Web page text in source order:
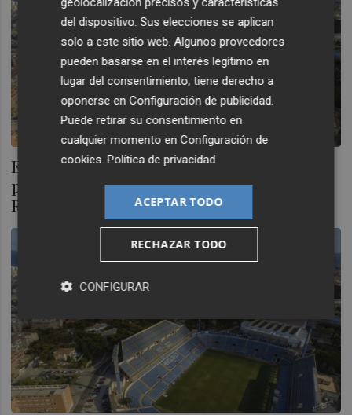
El IVF tramita un nuevo contrato para
poder continuar con las obras del estadio
Rico Pérez
del dispositivo. Sus elecciones se aplican
solo a este sitio web. Algunos proveedores
pueden basarse en el interés legítimo en
lugar del consentimiento; tiene derecho a
oponerse enConfiguración de publicidad.
Puede retirar su consentimiento en
cualquier momento enConfiguración de
cookies.Política de privacidad
ACEPTAR TODO
RECHAZAR TODO
CONFIGURAR